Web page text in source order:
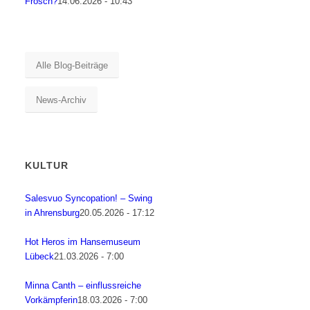
Alle Blog-Beiträge
News-Archiv
KULTUR
Salesvuo Syncopation! – Swing
in Ahrensburg20.05.2026 - 17:12
Hot Heros im Hansemuseum
Lübeck21.03.2026 - 7:00
Minna Canth – einflussreiche
Vorkämpferin18.03.2026 - 7:00